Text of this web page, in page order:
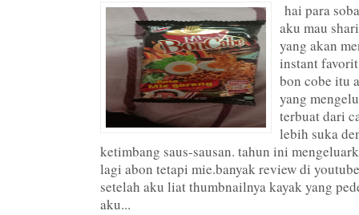
hai para
aku mau
yang akan
instant
bon cobe itu
yang
terbuat dari
lebih suka
ketimbang saus-sausan. tahun ini
lagi abon tetapi mie.banyak review di
setelah aku liat thumbnailnya kayak yang
aku...